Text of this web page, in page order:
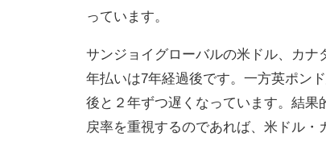
っています。
サンジョイグローバルの米ドル、カ
年払いは7年経過後です。一方英ポン
後と２年ずつ遅くなっています。結果
戻率を重視するのであれば、米ドル